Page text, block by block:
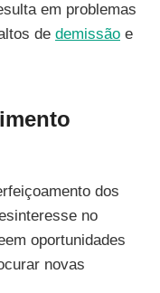
em problemas
de demissão e
dos
no
oportunidades
novas